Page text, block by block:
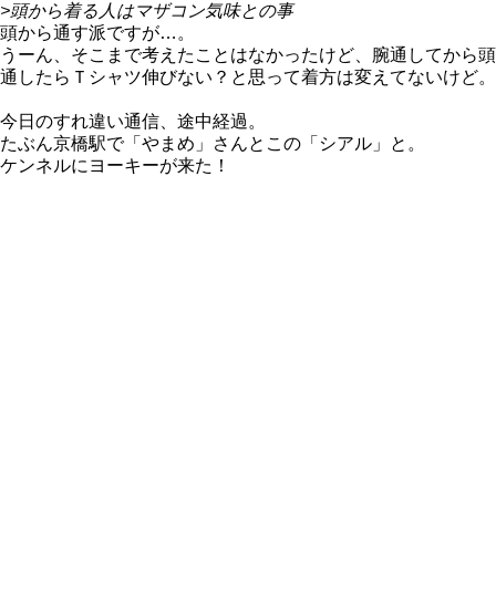
>頭から着る人はマザコン気味との事
頭から通す派ですが…。
うーん、そこまで考えたことはなかったけど、腕通してから頭
通したらＴシャツ伸びない？と思って着方は変えてないけど。
今日のすれ違い通信、途中経過。
たぶん京橋駅で「やまめ」さんとこの「シアル」と。
ケンネルにヨーキーが来た！